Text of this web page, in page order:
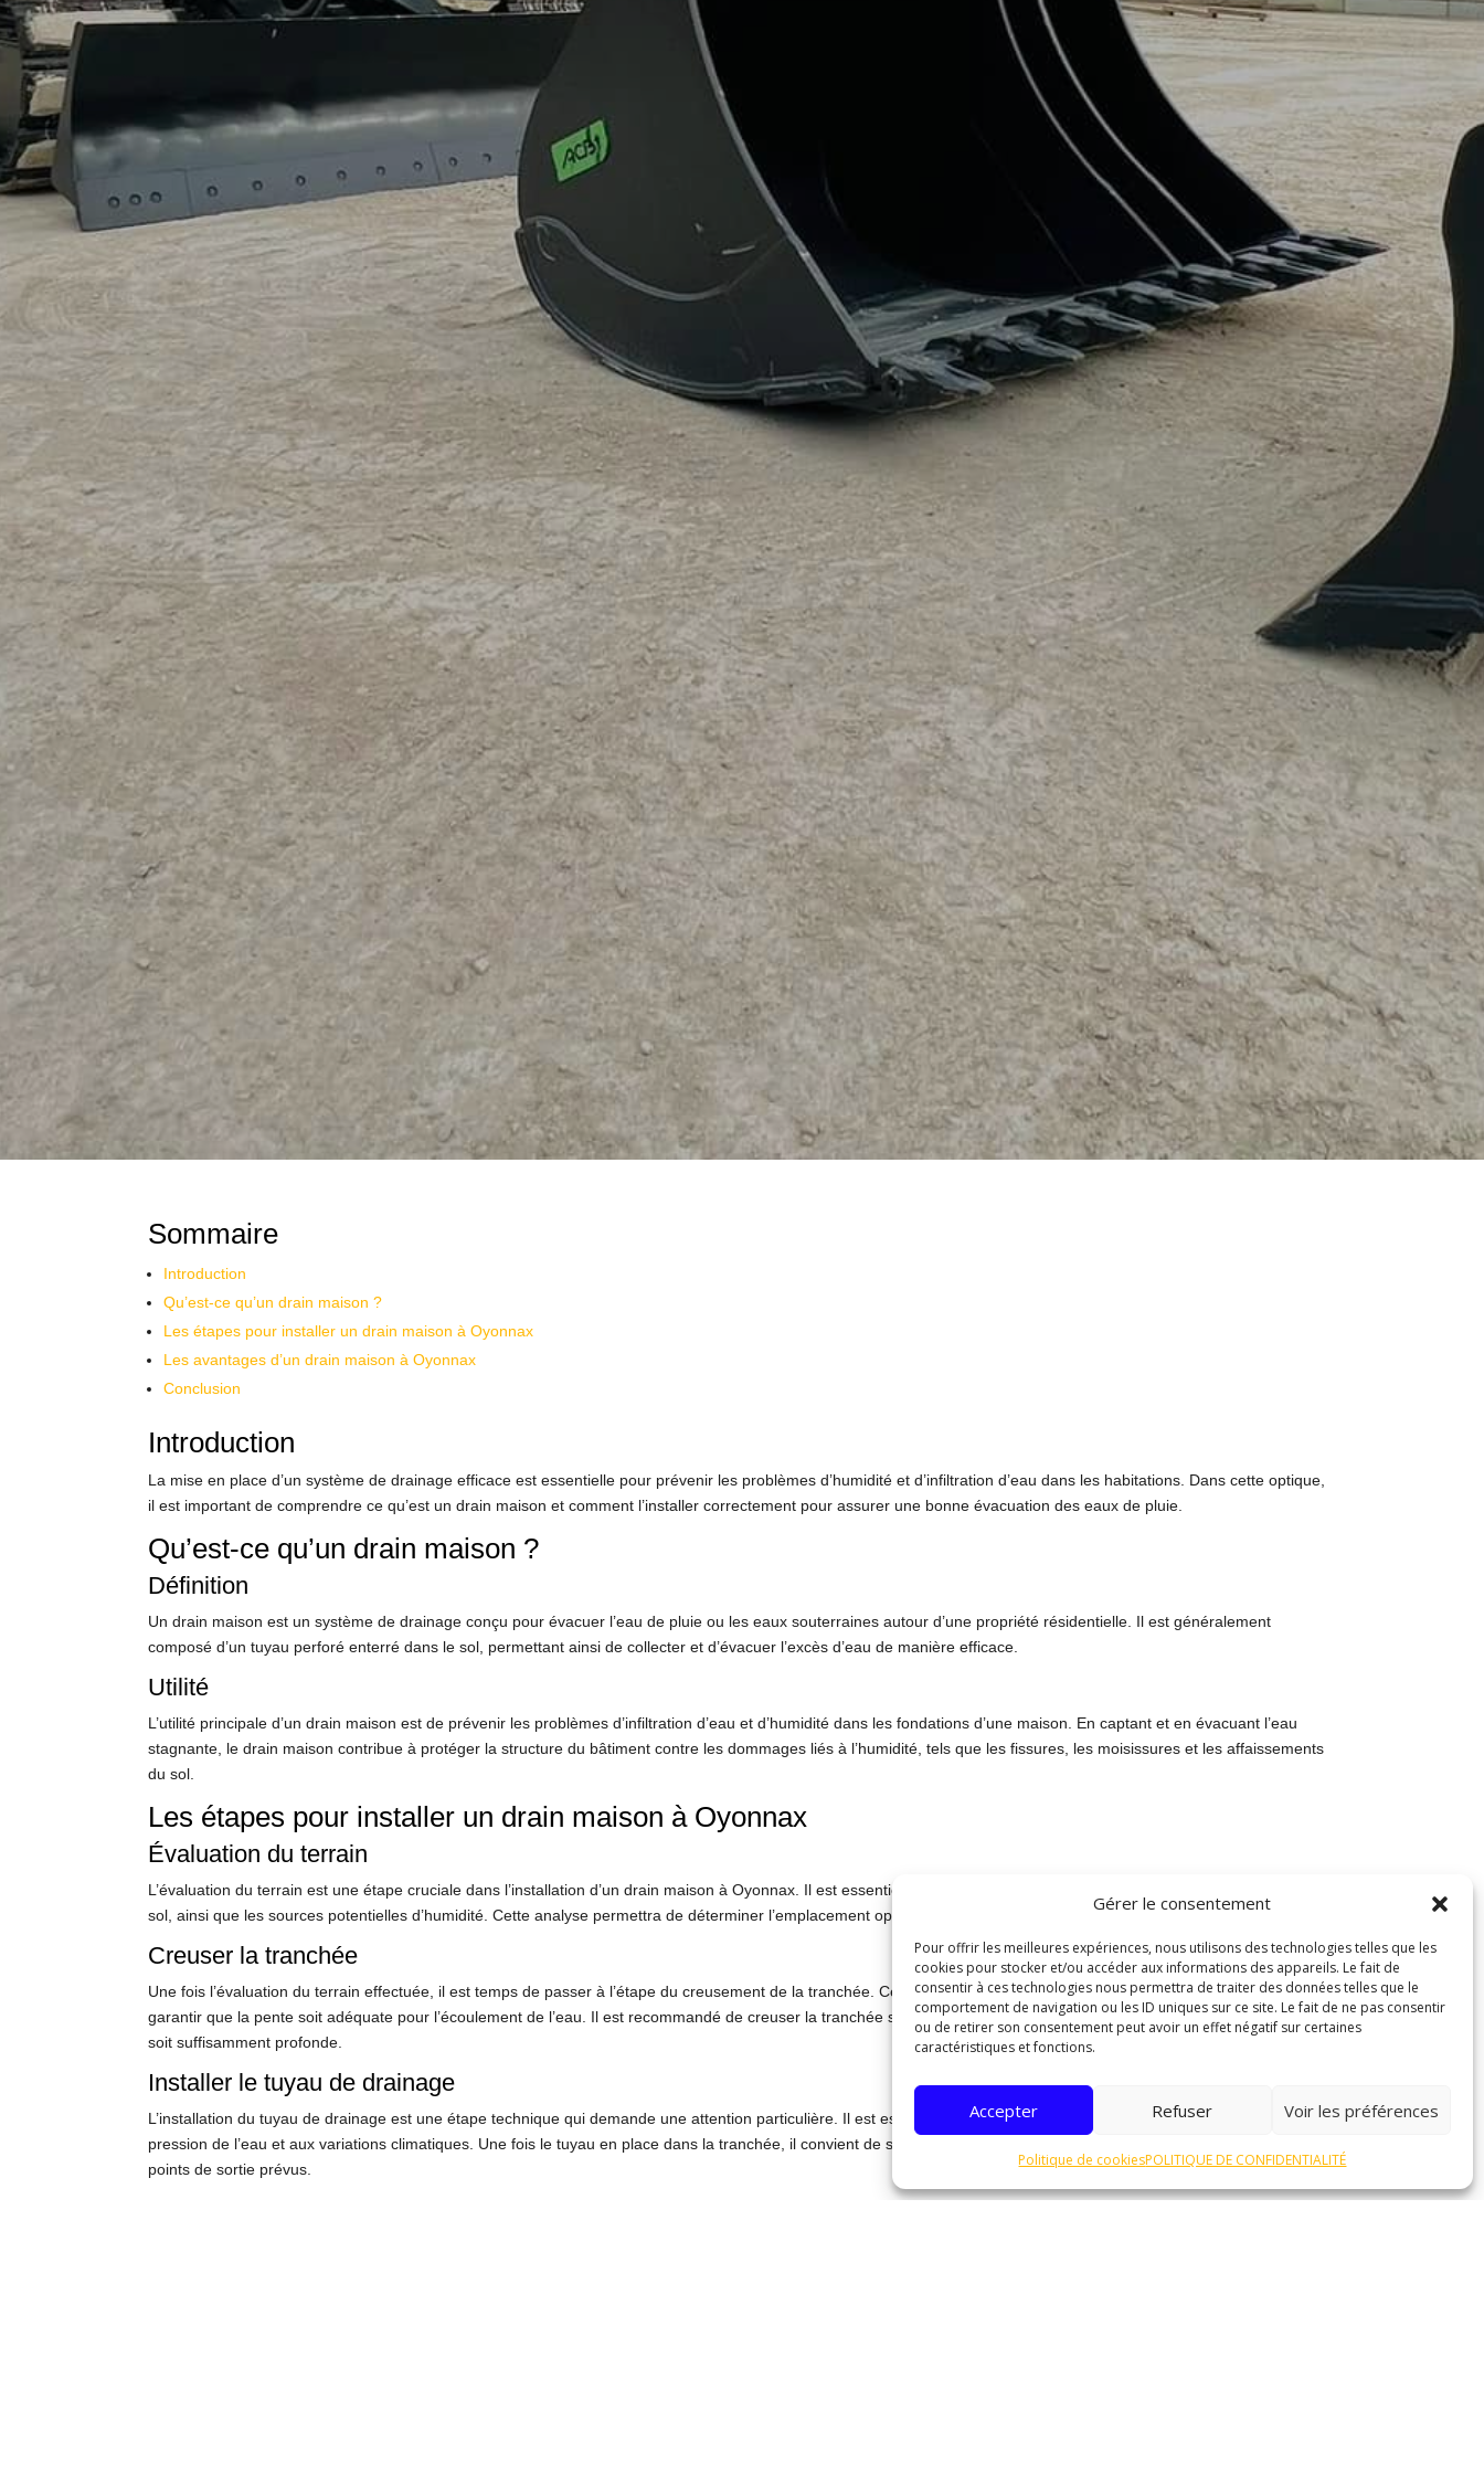
Gérer le consentement
Pour offrir les meilleures expériences, nous utilisons des technologies telles que les
cookies pour stocker et/ou accéder aux informations des appareils. Le fait de
consentir à ces technologies nous permettra de traiter des données telles que le
comportement de navigation ou les ID uniques sur ce site. Le fait de ne pas consentir
ou de retirer son consentement peut avoir un effet négatif sur certaines
caractéristiques et fonctions.
Accepter Refuser Voir les préférences
Politique de cookiesPOLITIQUE DE CONFIDENTIALITÉ
Sommaire
Introduction
Qu’est-ce qu’un drain maison ?
Les étapes pour installer un drain maison à Oyonnax
Les avantages d’un drain maison à Oyonnax
Conclusion
Introduction
La mise en place d’un système de drainage efficace est essentielle pour prévenir les problèmes d’humidité et d’infiltration d’eau dans les habitations. Dans cette optique,
il est important de comprendre ce qu’est un drain maison et comment l’installer correctement pour assurer une bonne évacuation des eaux de pluie.
Qu’est-ce qu’un drain maison ?
Définition
Un drain maison est un système de drainage conçu pour évacuer l’eau de pluie ou les eaux souterraines autour d’une propriété résidentielle. Il est généralement
composé d’un tuyau perforé enterré dans le sol, permettant ainsi de collecter et d’évacuer l’excès d’eau de manière efficace.
Utilité
L’utilité principale d’un drain maison est de prévenir les problèmes d’infiltration d’eau et d’humidité dans les fondations d’une maison. En captant et en évacuant l’eau
stagnante, le drain maison contribue à protéger la structure du bâtiment contre les dommages liés à l’humidité, tels que les fissures, les moisissures et les affaissements
du sol.
Les étapes pour installer un drain maison à Oyonnax
Évaluation du terrain
L’évaluation du terrain est une étape cruciale dans l’installation d’un drain maison à Oyonnax. Il est essentiel de prendre en compte la topographie du terrain, la nature du
sol, ainsi que les sources potentielles d’humidité. Cette analyse permettra de déterminer l’emplacement optimal pour le drain afin d’assurer une efficacité maximale.
Creuser la tranchée
Une fois l’évaluation du terrain effectuée, il est temps de passer à l’étape du creusement de la tranchée. Cette opération nécessite de la précision et de la rigueur pour
garantir que la pente soit adéquate pour l’écoulement de l’eau. Il est recommandé de creuser la tranchée sur toute la longueur du terrain à drainer, en veillant à ce qu’elle
soit suffisamment profonde.
Installer le tuyau de drainage
L’installation du tuyau de drainage est une étape technique qui demande une attention particulière. Il est essentiel de choisir un tuyau de qualité, capable de résister à la
pression de l’eau et aux variations climatiques. Une fois le tuyau en place dans la tranchée, il convient de s’assurer qu’il est correctement positionné et raccordé aux
points de sortie prévus.